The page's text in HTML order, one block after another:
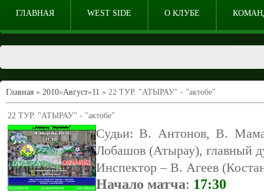
ГЛАВНАЯ WEST SIDE О КЛУБЕ
Главная » 2010»Август»11 » 22 ТУР. "АТЫРАУ" - "актобе"
22 ТУР. "АТЫРАУ" - "актобе"
Судьи: В. Антонов, В.
Лобашов (Атырау), главный
Инспектор – В. Агеев
Начало матча: 17:30